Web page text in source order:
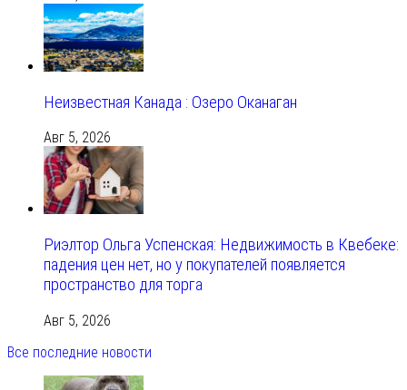
Неизвестная Канада : Озеро Оканаган
Авг 5, 2026
Риэлтор Ольга Успенская: Недвижимость в Квебеке:
падения цен нет, но у покупателей появляется
пространство для торга
Авг 5, 2026
Все последние новости